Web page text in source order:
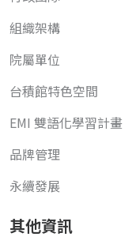
組織架構
院屬單位
台積館特色空間
EMI 雙語化學習計畫
品牌管理
永續發展
其他資訊